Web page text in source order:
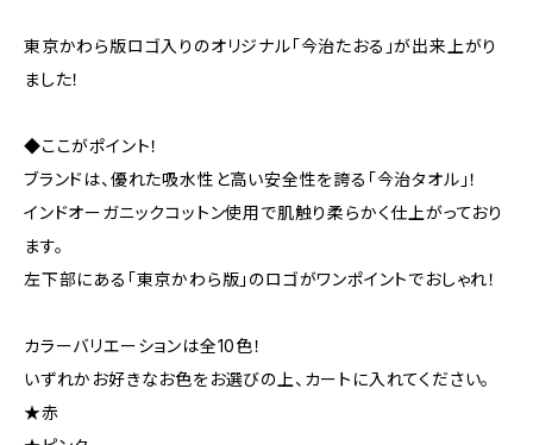
東京かわら版ロゴ入りのオリジナル「今治たおる」が出来上がり
ました！
◆ここがポイント！
ブランドは、優れた吸水性と高い安全性を誇る「今治タオル」！
インドオーガニックコットン使用で肌触り柔らかく仕上がっており
ます。
左下部にある「東京かわら版」のロゴがワンポイントでおしゃれ！
カラーバリエーションは全10色！
いずれかお好きなお色をお選びの上、カートに入れてください。
★赤